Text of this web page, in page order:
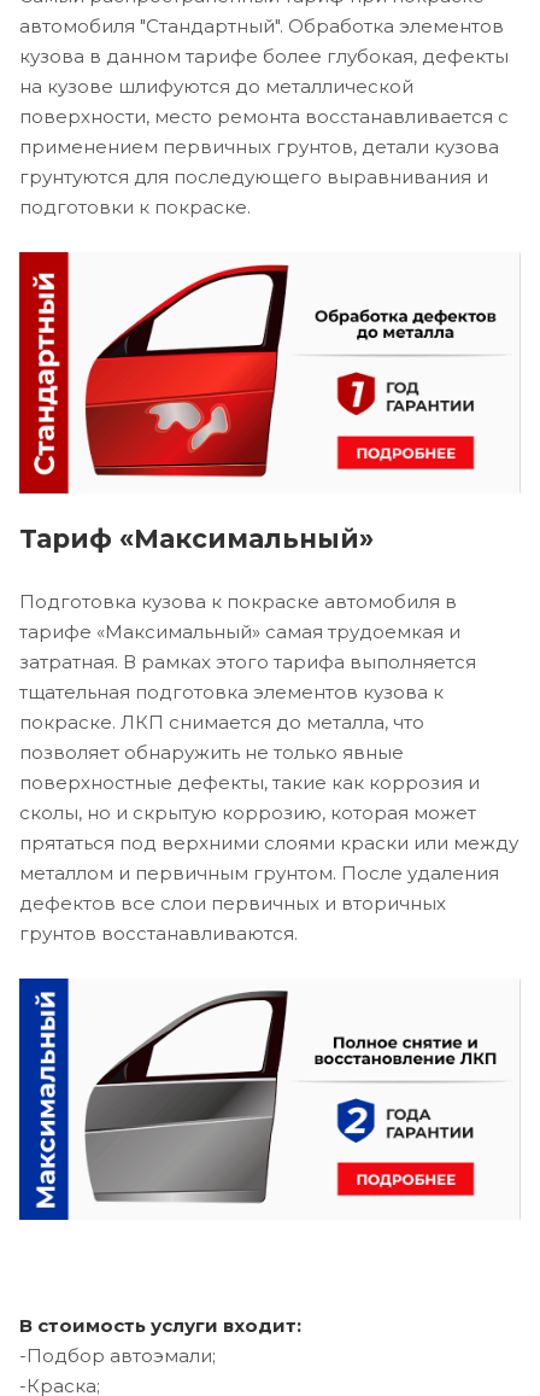
автомобиля "Стандартный". Обработка элементов
кузова в данном тарифе более глубокая, дефекты
на кузове шлифуются до металлической
поверхности, место ремонта восстанавливается с
применением первичных грунтов, детали кузова
грунтуются для последующего выравнивания и
подготовки к покраске.
Тариф «Максимальный»
Подготовка кузова к покраске автомобиля в
тарифе «Максимальный» самая трудоемкая и
затратная. В рамках этого тарифа выполняется
тщательная подготовка элементов кузова к
покраске. ЛКП снимается до металла, что
позволяет обнаружить не только явные
поверхностные дефекты, такие как коррозия и
сколы, но и скрытую коррозию, которая может
прятаться под верхними слоями краски или между
металлом и первичным грунтом. После удаления
дефектов все слои первичных и вторичных
грунтов восстанавливаются.
В стоимость услуги входит:
-Подбор автоэмали;
-Краска;